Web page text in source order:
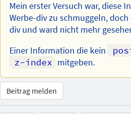
Mein erster Versuch war, diese
Werbe-div zu schmuggeln,
div und ward nicht mehr
Einer Information die kein
z-index mitgeben.
Beitrag melden